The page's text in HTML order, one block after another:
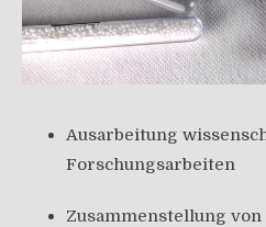
Ausarbeitung
Forschungsarbeiten
Zusammenstellung